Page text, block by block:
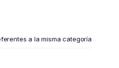
a la misma categoría